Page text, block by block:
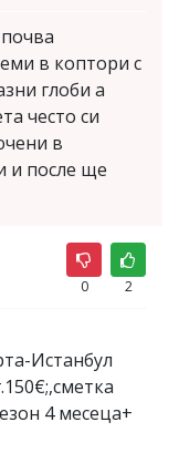
в коптори с
глоби а
често си
в
и после ще
0 2
Истанбул
4 месеца+